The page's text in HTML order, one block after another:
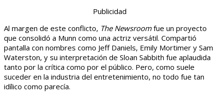
Publicidad
Al margen de este conflicto, The Newsroomfue un proyecto
que consolidó a Munn como una actriz versátil. Compartió
pantalla con nombres como Jeff Daniels, Emily Mortimer y Sam
Waterston, y su interpretación de Sloan Sabbith fue aplaudida
tanto por la crítica como por el público. Pero, como suele
suceder en la industria del entretenimiento, no todo fue tan
idílico como parecía.